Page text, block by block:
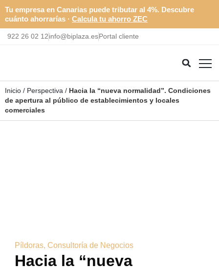
Tu empresa en Canarias puede tributar al 4%. Descubre
cuánto ahorrarías · Calcula tu ahorro ZEC
922 26 02 12info@biplaza.esPortal cliente
Inicio / Perspectiva / Hacia la “nueva normalidad”. Condiciones
de apertura al público de establecimientos y locales
comerciales
Píldoras, Consultoría de Negocios
Hacia la “nueva